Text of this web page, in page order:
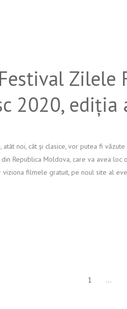
Zilele
2020, ediția
atât noi, cât și clasice, vor putea fi
din Republica Moldova, care va avea
filmele gratuit, pe noul site al
1 …